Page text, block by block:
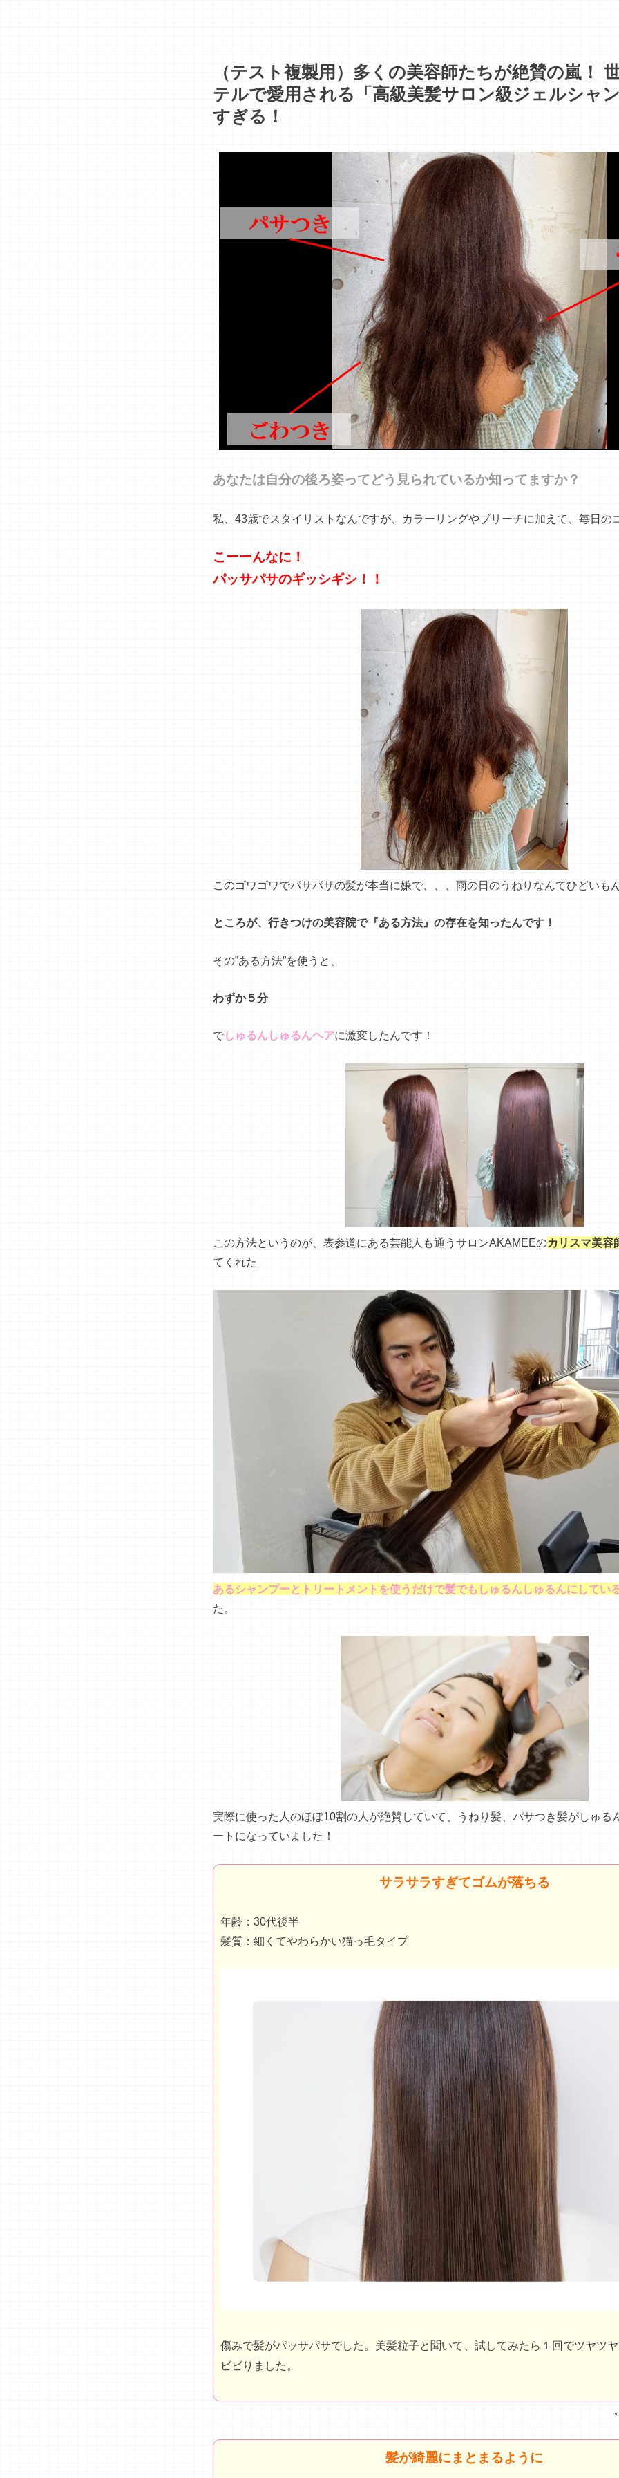
（テスト複製用）多くの美容師たちが絶賛の嵐！
テルで愛用される「高級美髪サロン級ジェルシャ
すぎる！
あなたは自分の後ろ姿ってどう見られているか知ってますか？
私、43歳でスタイリストなんですが、カラーリングやブリーチに加えて、毎日
こーーんなに！
パッサパサのギッシギシ！！
このゴワゴワでパサパサの髪が本当に嫌で、、、雨の日のうねりなんてひどいも
ところが、行きつけの美容院で『ある方法』の存在を知ったんです！
その”ある方法”を使うと、
わずか５分
で しゅるんしゅるんヘアに激変したんです！
この方法というのが、表参道にある芸能人も通うサロンAKAMEEのカリスマ美容
てくれた
あるシャンプーとトリートメントを使うだけで髪でもしゅるんしゅるんにしてい
た。
実際に使った人のほぼ10割の人が絶賛していて、うねり髪、パサつき髪がしゅる
ートになっていました！
サラサラすぎてゴムが落ちる
年齢：30代後半
髪質：細くてやわらかい猫っ毛タイプ
傷みで髪がパッサパサでした。美髪粒子と聞いて、試してみたら１回でツヤツ
ビビりました。
※
髪が綺麗にまとまるように